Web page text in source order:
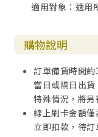
適用對象：適用
購物說明
訂單備貨時間
當日或隔日出
特殊情況，將
線上刷卡金額
立即扣款，待